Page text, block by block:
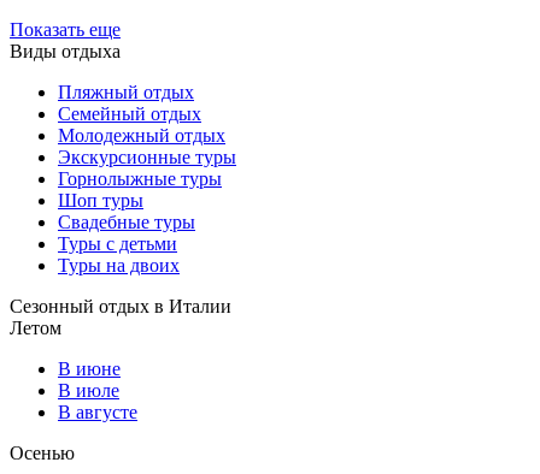
Показать еще
Виды отдыха
Пляжный отдых
Семейный отдых
Молодежный отдых
Экскурсионные туры
Горнолыжные туры
Шоп туры
Свадебные туры
Туры с детьми
Туры на двоих
Сезонный отдых в Италии
Летом
В июне
В июле
В августе
Осенью